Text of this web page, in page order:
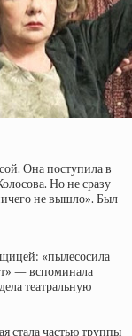
Она поступила в
Но не сразу
не вышло». Был
«пылесосила
— вспоминала
театральную
стала частью труппы